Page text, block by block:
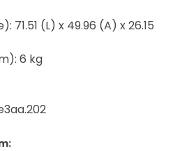
(L) x 49.96 (A) x 26.15
6 kg